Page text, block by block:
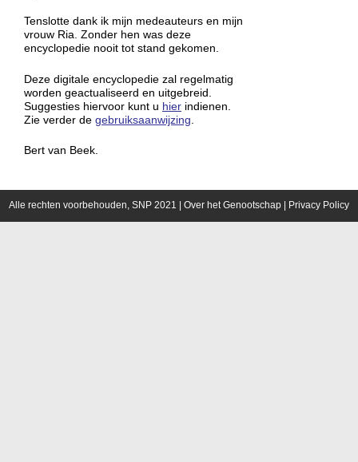
Tenslotte dank ik mijn medeauteurs en mijn
vrouw Ria. Zonder hen was deze
encyclopedie nooit tot stand gekomen.
Deze digitale encyclopedie zal regelmatig
worden geactualiseerd en uitgebreid.
Suggesties hiervoor kunt u hier indienen.
Zie verder de gebruiksaanwijzing
Bert van Beek.
Alle rechten voorbehouden, SNP 2021 | Over het Genootschap Privacy Policy